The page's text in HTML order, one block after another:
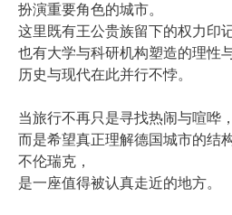
扮演重要角色的城市。
这里既有王公贵族留下的权力印
也有大学与科研机构塑造的理性
历史与现代在此并行不悖。
当旅行不再只是寻找热闹与喧哗，
而是希望真正理解德国城市的结
不伦瑞克，
是一座值得被认真走近的地方。